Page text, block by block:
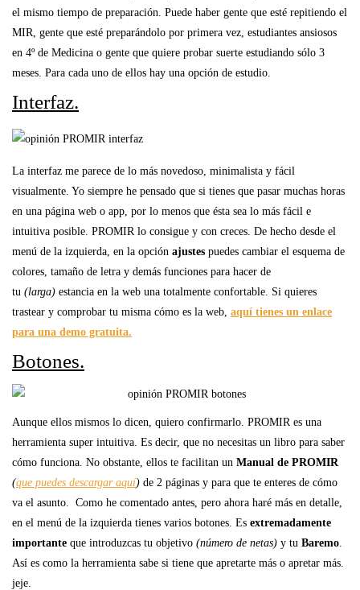
el mismo tiempo de preparación. Puede haber gente que esté repitiendo el
MIR, gente que esté preparándolo por primera vez, estudiantes ansiosos
en 4º de Medicina o gente que quiere probar suerte estudiando sólo 3
meses. Para cada uno de ellos hay una opción de estudio.
Interfaz.
La interfaz me parece de lo más novedoso, minimalista y fácil
visualmente. Yo siempre he pensado que si tienes que pasar muchas horas
en una página web o app, por lo menos que ésta sea lo más fácil e
intuitiva posible. PROMIR lo consigue y con creces. De hecho desde el
menú de la izquierda, en la opción ajustes puedes cambiar el esquema de
colores, tamaño de letra y demás funciones para hacer de
tu (larga) estancia en la web una totalmente confortable. Si quieres
trastear y comprobar tu misma cómo es la web, aquí tienes un enlace
para una demo gratuita.
Botones.
Aunque ellos mismos lo dicen, quiero confirmarlo. PROMIR es una
herramienta super intuitiva. Es decir, que no necesitas un libro para saber
cómo funciona. No obstante, ellos te facilitan un Manual de PROMIR
(que puedes descargar aquí) de 2 páginas y para que te enteres de cómo
va el asunto. Como he comentado antes, pero ahora haré más en detalle,
en el menú de la izquierda tienes varios botones. Es extremadamente
importante que introduzcas tu objetivo (número de netas) y tu Baremo.
Así es como la herramienta sabe si tiene que apretarte más o apretar más.
jeje.